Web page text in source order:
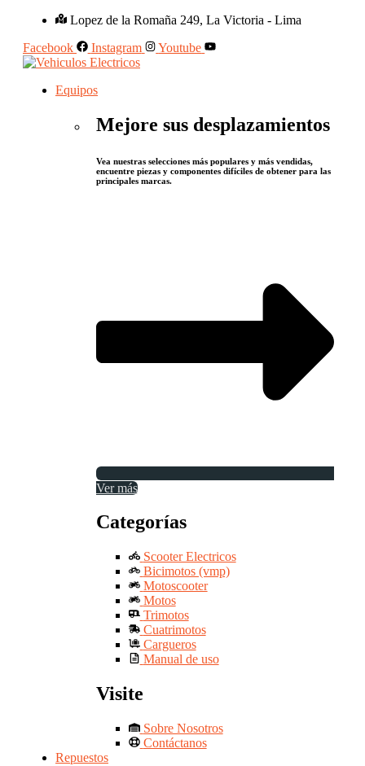
Lopez de la Romaña 249, La Victoria - Lima
Facebook
Instagram Youtube
Equipos
Mejore sus desplazamientos
Vea nuestras selecciones más populares y más vendidas,
encuentre piezas y componentes difíciles de obtener para las
principales marcas.
Ver más
Categorías
Scooter Electricos
Bicimotos (vmp)
Motoscooter
Motos
Trimotos
Cuatrimotos
Cargueros
Manual de uso
Visite
Sobre Nosotros
Contáctanos
Repuestos